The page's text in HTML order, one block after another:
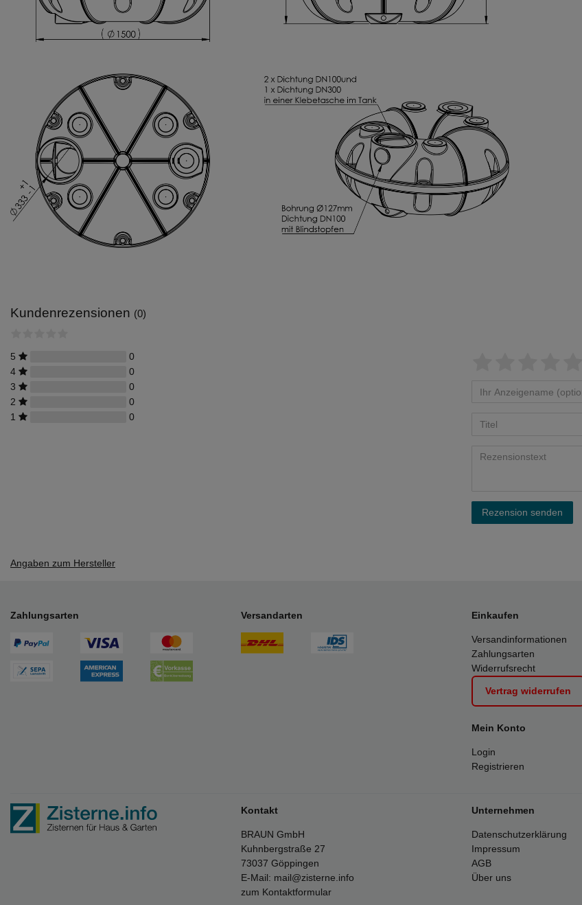
Kundenrezensionen (0)
5
0
4
0
3
0
2
0
1
0
Rezension senden
Angaben zum Hersteller
Zahlungsarten Versandarten Einkaufen
Versandinformationen
Zahlungsarten
Widerrufsrecht
Vertrag widerrufen
Mein Konto
Login
Registrieren
Kontakt
BRAUN GmbH
Kuhnbergstraße 27
73037 Göppingen
E-Mail: mail@zisterne.info
zum Kontaktformular
Unternehmen
Datenschutzerklärung
Impressum
AGB
Über uns